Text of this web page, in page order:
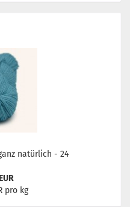
natürlich - 24
pro kg